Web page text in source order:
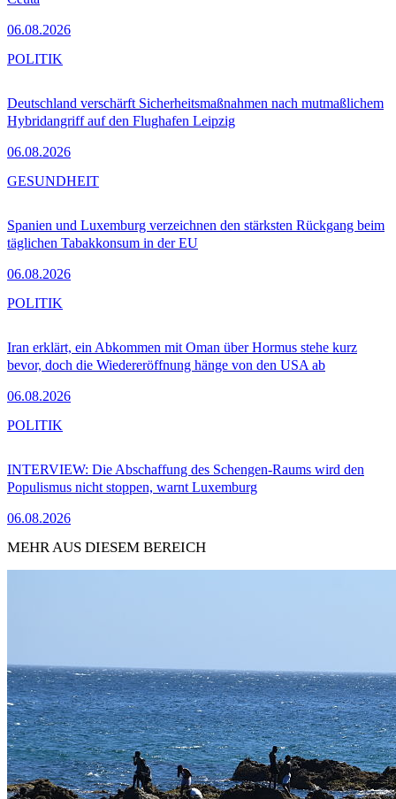
06.08.2026
Deutschland verschärft Sicherheitsmaßnahmen nach mutmaßlichem
Hybridangriff auf den Flughafen Leipzig
06.08.2026
POLITIK
Spanien und Luxemburg verzeichnen den stärksten Rückgang beim
täglichen Tabakkonsum in der EU
06.08.2026
GESUNDHEIT
Iran erklärt, ein Abkommen mit Oman über Hormus stehe kurz
bevor, doch die Wiedereröffnung hänge von den USA ab
06.08.2026
POLITIK
INTERVIEW: Die Abschaffung des Schengen-Raums wird den
Populismus nicht stoppen, warnt Luxemburg
06.08.2026
POLITIK
MEHR AUS DIESEM BEREICH